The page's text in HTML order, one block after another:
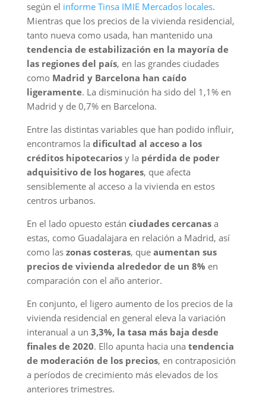
según el informe Tinsa IMIE Mercados locales.
Mientras que los precios de la vivienda residencial,
tanto nueva como usada, han mantenido una
tendencia de estabilización en la mayoría de
las regiones del país, en las grandes ciudades
como Madrid y Barcelona han caído
ligeramente. La disminución ha sido del 1,1% en
Madrid y de 0,7% en Barcelona.
Entre las distintas variables que han podido influir,
encontramos la dificultad al acceso a los
créditos hipotecariosy la pérdida de poder
adquisitivo de los hogares, que afecta
sensiblemente al acceso a la vivienda en estos
centros urbanos.
En el lado opuesto están ciudades cercanasa
estas, como Guadalajara en relación a Madrid, así
como las zonas costeras, que aumentan sus
precios de vivienda alrededor de un 8% en
comparación con el año anterior.
En conjunto, el ligero aumento de los precios de la
vivienda residencial en general eleva la variación
interanual a un 3,3%, la tasa más baja desde
finales de 2020. Ello apunta hacia una tendencia
de moderación de los precios, en contraposición
a períodos de crecimiento más elevados de los
anteriores trimestres.